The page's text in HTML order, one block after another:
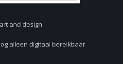
and design
alleen digitaal bereikbaar